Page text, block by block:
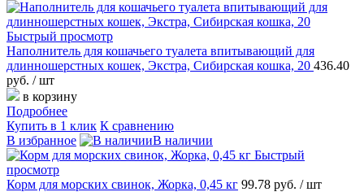
Быстрый просмотр
Наполнитель для кошачьего туалета впитывающий для
длинношерстных кошек, Экстра, Сибирская кошка, 20 436.40
руб. / шт
в корзину
Подробнее
Купить в 1 клик К сравнению
В избранное
В наличии
Быстрый
просмотр
Корм для морских свинок, Жорка, 0,45 кг 99.78 руб. / шт